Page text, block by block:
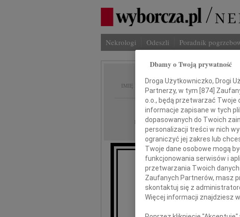
Nekrologi Odeszli Poradnik
IMIĘ I NAZWISKO: Hanna
REGION: Warszawa
DATA EMISJI: 12.06.2024
Z wielkim żalem i
Dbamy o Twoją prywatność
Droga Użytkowniczko, Drogi
Partnerzy, w tym [874]
o.o., będą przetwarzać Twoje
informacje zapisane w tych
dopasowanych do Twoich
personalizacji treści w nich
ograniczyć jej zakres lub
Twoje dane osobowe mogą
funkcjonowania serwisów i
przetwarzania Twoich danych
Zaufanych Partnerów, masz
skontaktuj się z
Więcej informacji znajdziesz w